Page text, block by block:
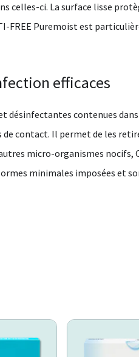
celles-ci. La surface lisse
FREE Puremoist est
efficaces
désinfectantes contenues
de contact. Il permet de les
micro-organismes
minimales imposées et